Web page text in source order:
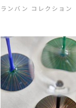
ランバン コレクション